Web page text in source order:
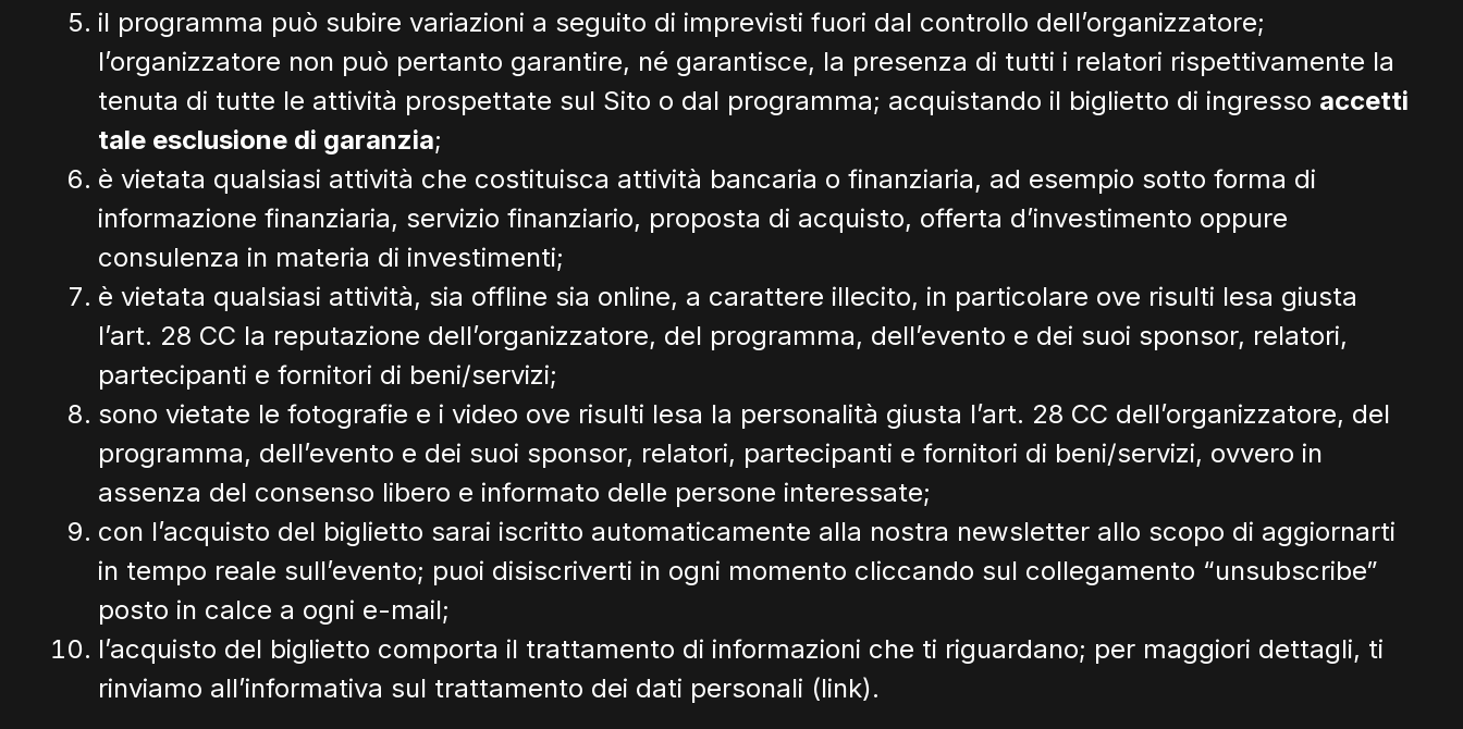
il programma può subire variazioni a seguito di imprevisti fuori dal controllo dell’organizzatore;
l’organizzatore non può pertanto garantire, né garantisce, la presenza di tutti i relatori rispettivamente la
tenuta di tutte le attività prospettate sul Sito o dal programma; acquistando il biglietto di ingresso accetti
tale esclusione di garanzia;
è vietata qualsiasi attività che costituisca attività bancaria o finanziaria, ad esempio sotto forma di
informazione finanziaria, servizio finanziario, proposta di acquisto, offerta d’investimento oppure
consulenza in materia di investimenti;
è vietata qualsiasi attività, sia offline sia online, a carattere illecito, in particolare ove risulti lesa giusta
l’art. 28 CC la reputazione dell’organizzatore, del programma, dell’evento e dei suoi sponsor, relatori,
partecipanti e fornitori di beni/servizi;
sono vietate le fotografie e i video ove risulti lesa la personalità giusta l’art. 28 CC dell’organizzatore, del
programma, dell’evento e dei suoi sponsor, relatori, partecipanti e fornitori di beni/servizi, ovvero in
assenza del consenso libero e informato delle persone interessate;
con l’acquisto del biglietto sarai iscritto automaticamente alla nostra newsletter allo scopo di aggiornarti
in tempo reale sull’evento; puoi disiscriverti in ogni momento cliccando sul collegamento “unsubscribe”
posto in calce a ogni e-mail;
l’acquisto del biglietto comporta il trattamento di informazioni che ti riguardano; per maggiori dettagli, ti
rinviamo all’informativa sul trattamento dei dati personali (link).